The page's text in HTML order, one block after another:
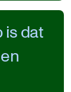
is dat